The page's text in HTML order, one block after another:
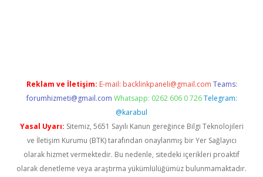
Reklam ve İletişim: E-mail: backlinkpaneli@gmail.com Teams:
forumhizmeti@gmail.com Whatsapp: 0262 606 0 726 Telegram:
@karabul
Yasal Uyarı: Sitemiz, 5651 Sayılı Kanun gereğince Bilgi Teknolojileri
ve İletişim Kurumu (BTK) tarafından onaylanmış bir Yer Sağlayıcı
olarak hizmet vermektedir. Bu nedenle, sitedeki içerikleri proaktif
olarak denetleme veya araştırma yükümlülüğümüz bulunmamaktadır.